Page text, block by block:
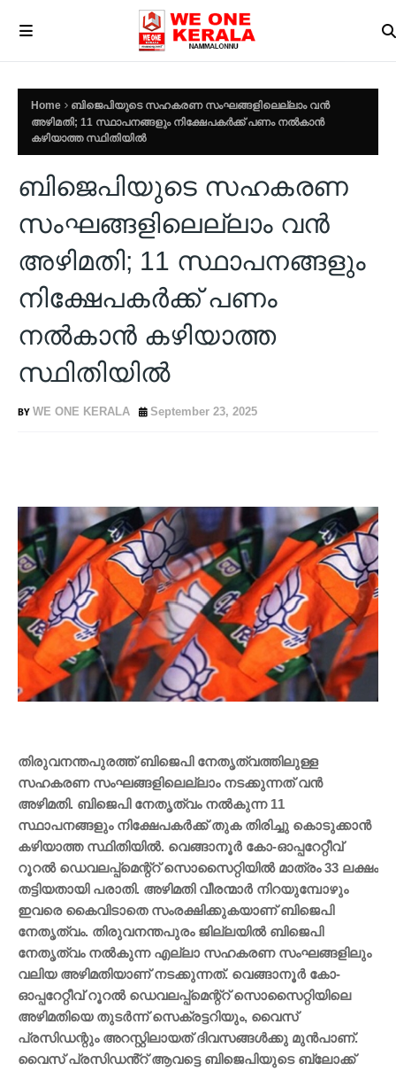
Home
ബിജെപിയുടെ സഹകരണ സംഘങ്ങളിലെല്ലാം വൻ
അഴിമതി; 11 സ്ഥാപനങ്ങളും നിക്ഷേപകർക്ക് പണം നൽകാൻ
കഴിയാത്ത സ്ഥിതിയിൽ
ബിജെപിയുടെ സഹകരണ
സംഘങ്ങളിലെല്ലാം വൻ
അഴിമതി; 11 സ്ഥാപനങ്ങളും
നിക്ഷേപകർക്ക് പണം
നൽകാൻ കഴിയാത്ത
സ്ഥിതിയിൽ
WE ONE KERALA September 23, 2025
തിരുവനന്തപുരത്ത് ബിജെപി നേതൃത്വത്തിലുള്ള
സഹകരണ സംഘങ്ങളിലെല്ലാം നടക്കുന്നത് വൻ
അഴിമതി. ബിജെപി നേതൃത്വം നൽകുന്ന 11
സ്ഥാപനങ്ങളും നിക്ഷേപകർക്ക് തുക തിരിച്ചു കൊടുക്കാൻ
കഴിയാത്ത സ്ഥിതിയിൽ. വെങ്ങാനൂർ കോ-ഓപ്പറേറ്റീവ്
റൂറൽ ഡെവലപ്പ്മെന്റ്റ് സൊസൈറ്റിയിൽ മാത്രം 33 ലക്ഷം
തട്ടിയതായി പരാതി. അഴിമതി വീരന്മാർ നിറയുമ്പോഴും
ഇവരെ കൈവിടാതെ സംരക്ഷിക്കുകയാണ് ബിജെപി
നേതൃത്വം. തിരുവനന്തപുരം ജില്ലയിൽ ബിജെപി
നേതൃത്വം നൽകുന്ന എല്ലാ സഹകരണ സംഘങ്ങളിലും
വലിയ അഴിമതിയാണ് നടക്കുന്നത്. വെങ്ങാനൂർ കോ-
ഓപ്പറേറ്റീവ് റൂറൽ ഡെവലപ്പ്മെന്റ്റ് സൊസൈറ്റിയിലെ
അഴിമതിയെ തുടർന്ന് സെക്രട്ടറിയും, വൈസ്
പ്രസിഡന്റും അറസ്റ്റിലായത് ദിവസങ്ങൾക്കു മുൻപാണ്.
വൈസ് പ്രസിഡൻ്റ് ആവട്ടെ ബിജെപിയുടെ ബ്ലോക്ക്